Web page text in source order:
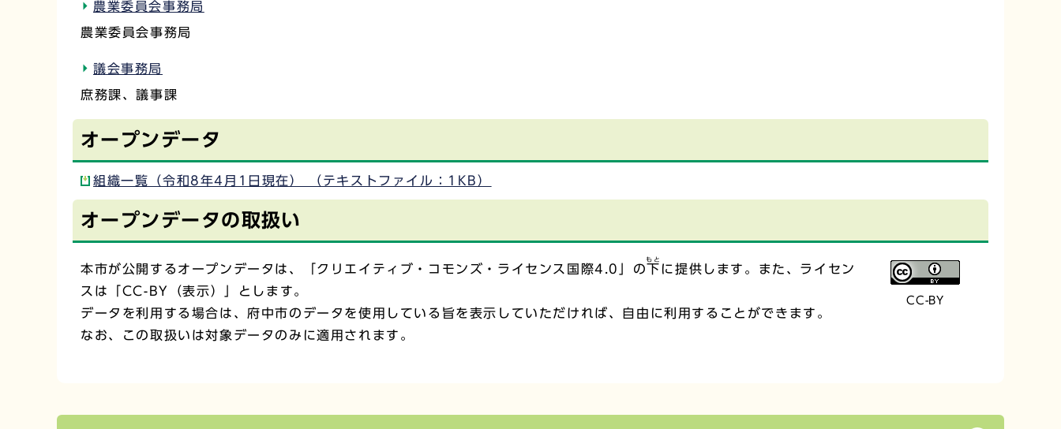
農業委員会事務局
農業委員会事務局
議会事務局
庶務課、議事課
オープンデータ
組織一覧（令和8年4月1日現在） （テキストファイル：1KB）
オープンデータの取扱い
CC-BY
本市が公開するオープンデータは、「クリエイティブ・コモンズ・ライセンス国際4.0」の下
もと
に提供します。また、ライセン
スは「CC-BY（表示）」とします。
データを利用する場合は、府中市のデータを使用している旨を表示していただければ、自由に利用することができます。
なお、この取扱いは対象データのみに適用されます。